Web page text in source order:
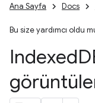
Ana Sayfa Docs
Bu size yardımcı oldu
Indexed